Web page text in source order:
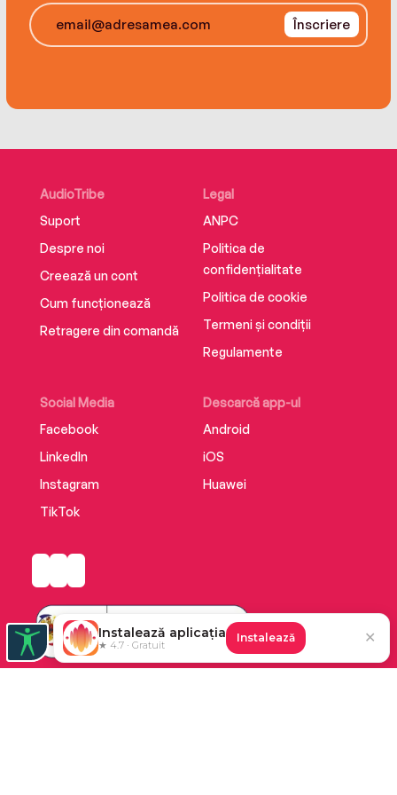
Înscriere
AudioTribe
Suport
Despre noi
Creează un cont
Cum funcționează
Retragere din comandă
Social Media
Facebook
LinkedIn
Instagram
TikTok
Descarcă app-ul
Android
iOS
Huawei
Legal
ANPC
Politica de
confidențialitate
Politica de cookie
Termeni și condiții
Regulamente
Instalează aplicația
★ 4.7 · Gratuit
Instalează ✕